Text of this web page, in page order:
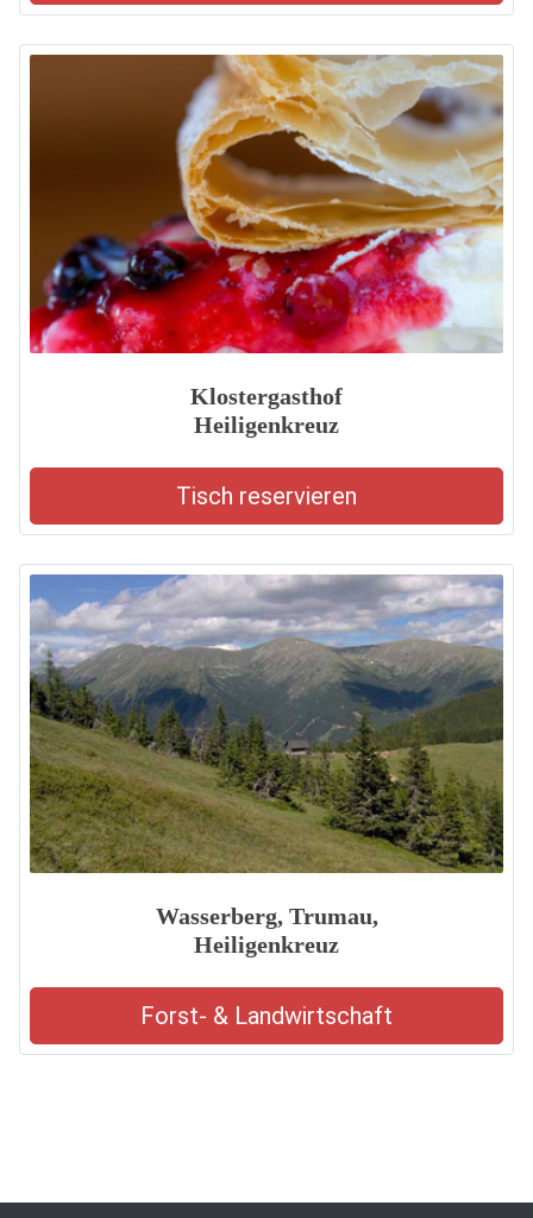
Klostergasthof
Heiligenkreuz
Tisch reservieren
Wasserberg, Trumau,
Heiligenkreuz
Forst- & Landwirtschaft